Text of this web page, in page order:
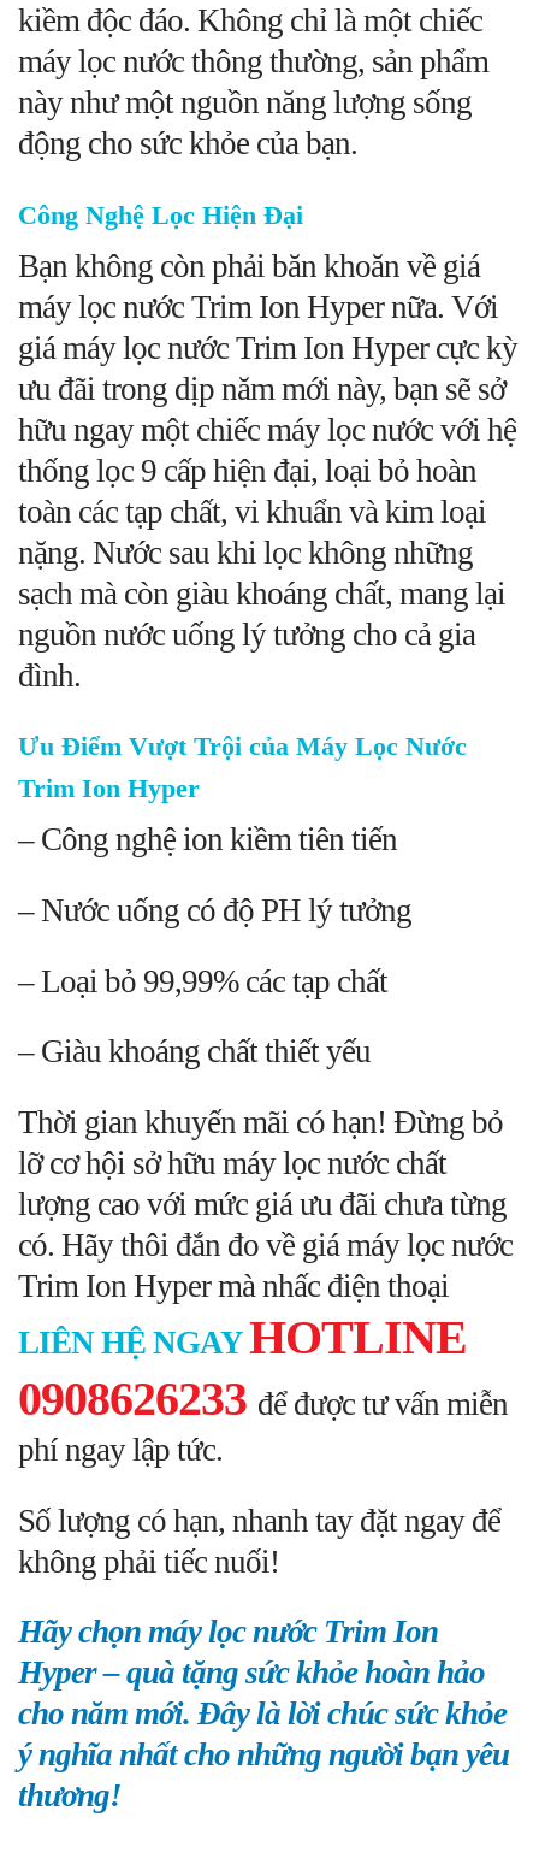
kiềm độc đáo. Không chỉ là một chiếc
máy lọc nước thông thường, sản phẩm
này như một nguồn năng lượng sống
động cho sức khỏe của bạn.
Công Nghệ Lọc Hiện Đại
Bạn không còn phải băn khoăn về giá
máy lọc nước Trim Ion Hyper nữa. Với
giá máy lọc nước Trim Ion Hyper cực kỳ
ưu đãi trong dịp năm mới này, bạn sẽ sở
hữu ngay một chiếc máy lọc nước với hệ
thống lọc 9 cấp hiện đại, loại bỏ hoàn
toàn các tạp chất, vi khuẩn và kim loại
nặng. Nước sau khi lọc không những
sạch mà còn giàu khoáng chất, mang lại
nguồn nước uống lý tưởng cho cả gia
đình.
Ưu Điểm Vượt Trội của Máy Lọc Nước
Trim Ion Hyper
– Công nghệ ion kiềm tiên tiến
– Nước uống có độ PH lý tưởng
– Loại bỏ 99,99% các tạp chất
– Giàu khoáng chất thiết yếu
Thời gian khuyến mãi có hạn! Đừng bỏ
lỡ cơ hội sở hữu máy lọc nước chất
lượng cao với mức giá ưu đãi chưa từng
có. Hãy thôi đắn đo về giá máy lọc nước
Trim Ion Hyper mà nhấc điện thoại
LIÊN HỆ NGAYHOTLINE
0908626233 để được tư vấn miễn
phí ngay lập tức.
Số lượng có hạn, nhanh tay đặt ngay để
không phải tiếc nuối!
Hãy chọn máy lọc nước Trim Ion
Hyper – quà tặng sức khỏe hoàn hảo
cho năm mới. Đây là lời chúc sức khỏe
ý nghĩa nhất cho những người bạn yêu
thương!